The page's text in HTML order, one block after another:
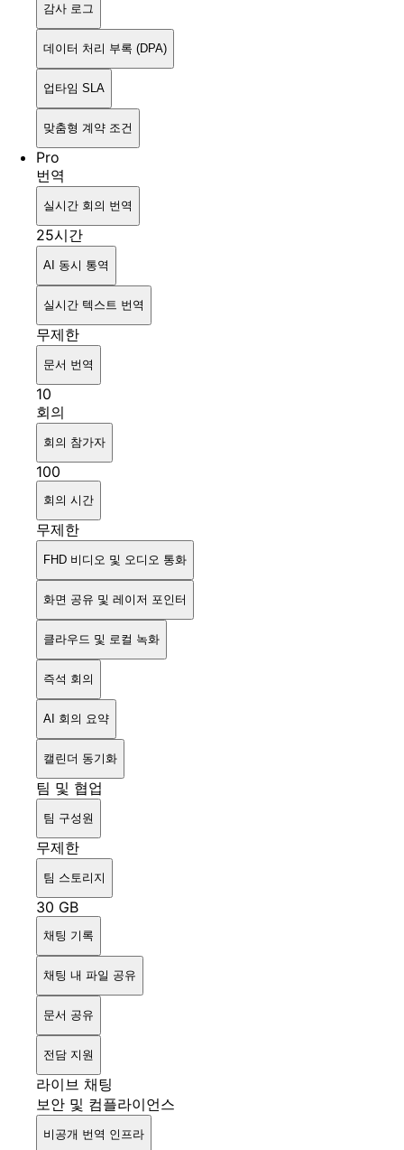
감사 로그
데이터 처리 부록 (DPA)
업타임 SLA
맞춤형 계약 조건
Pro
번역
실시간 회의 번역
25시간
AI 동시 통역
실시간 텍스트 번역
무제한
문서 번역
10
회의
회의 참가자
100
회의 시간
무제한
FHD 비디오 및 오디오 통화
화면 공유 및 레이저 포인터
클라우드 및 로컬 녹화
즉석 회의
AI 회의 요약
캘린더 동기화
팀 및 협업
팀 구성원
무제한
팀 스토리지
30 GB
채팅 기록
채팅 내 파일 공유
문서 공유
전담 지원
라이브 채팅
보안 및 컴플라이언스
비공개 번역 인프라